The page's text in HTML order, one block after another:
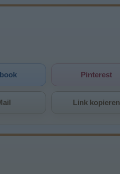
Pinterest
Link kopieren